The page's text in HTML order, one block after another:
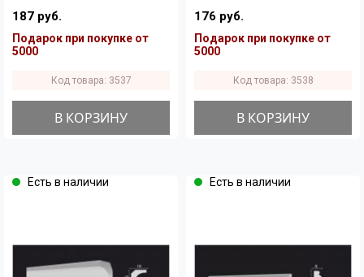
187 руб.
Подарок при покупке от
5000
Код товара: 3537
В КОРЗИНУ
176 руб.
Подарок при покупке от
5000
Код товара: 3538
В КОРЗИНУ
Есть в наличии Есть в наличии